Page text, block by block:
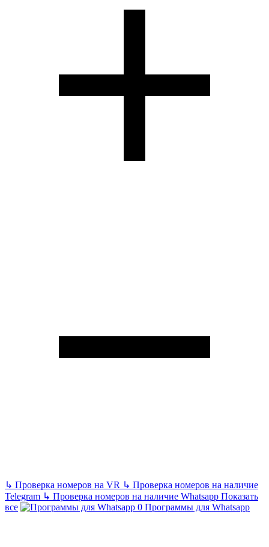
↳ Проверка номеров на VR ↳ Проверка номеров на наличие
Telegram ↳ Проверка номеров на наличие Whatsapp Показать
все
Программы для Whatsapp